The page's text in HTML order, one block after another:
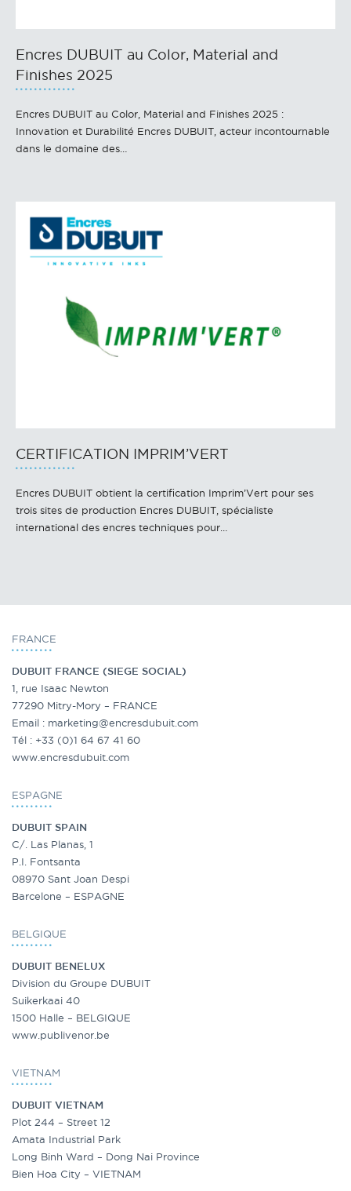
Encres DUBUIT au Color, Material and
Finishes 2025
Encres DUBUIT au Color, Material and Finishes 2025 :
Innovation et Durabilité Encres DUBUIT, acteur incontournable
dans le domaine des…
CERTIFICATION IMPRIM’VERT
Encres DUBUIT obtient la certification Imprim’Vert pour ses
trois sites de production Encres DUBUIT, spécialiste
international des encres techniques pour…
FRANCE
DUBUIT FRANCE (SIEGE SOCIAL)
1, rue Isaac Newton
77290 Mitry-Mory – FRANCE
Email : marketing@encresdubuit.com
Tél : +33 (0)1 64 67 41 60
www.encresdubuit.com
ESPAGNE
DUBUIT SPAIN
C/. Las Planas, 1
P.I. Fontsanta
08970 Sant Joan Despi
Barcelone – ESPAGNE
BELGIQUE
DUBUIT BENELUX
Division du Groupe DUBUIT
Suikerkaai 40
1500 Halle – BELGIQUE
www.publivenor.be
VIETNAM
DUBUIT VIETNAM
Plot 244 – Street 12
Amata Industrial Park
Long Binh Ward – Dong Nai Province
Bien Hoa City – VIETNAM